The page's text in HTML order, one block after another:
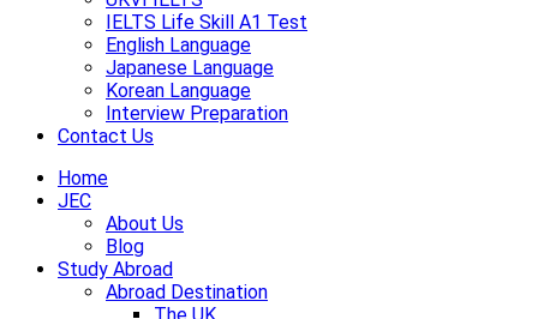
IELTS Life Skill A1 Test
English Language
Japanese Language
Korean Language
Interview Preparation
Contact Us
Home
JEC
About Us
Blog
Study Abroad
Abroad Destination